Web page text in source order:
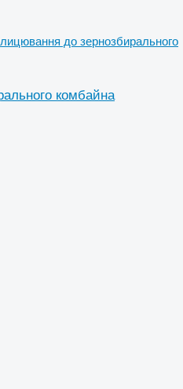
до зернозбирального
комбайна